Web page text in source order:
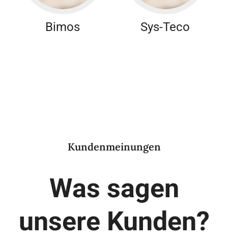
Bimos Sys-Teco
Kundenmeinungen
Was sagen
unsere Kunden?